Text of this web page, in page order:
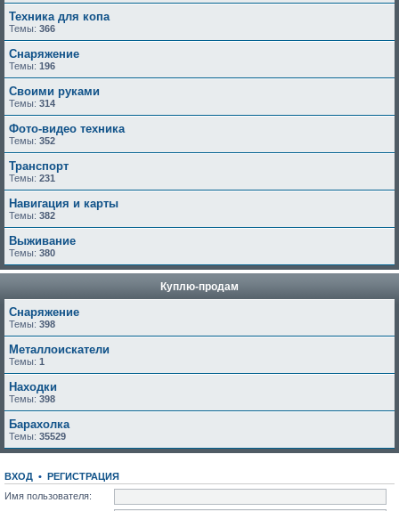
Техника для копа
Темы: 366
Снаряжение
Темы: 196
Своими руками
Темы: 314
Фото-видео техника
Темы: 352
Транспорт
Темы: 231
Навигация и карты
Темы: 382
Выживание
Темы: 380
Куплю-продам
Снаряжение
Темы: 398
Металлоискатели
Темы: 1
Находки
Темы: 398
Барахолка
Темы: 35529
ВХОД • РЕГИСТРАЦИЯ
Имя пользователя: